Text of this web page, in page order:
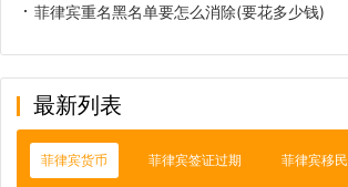
菲律宾重名黑名单要怎么消除(要花多少钱)
最新列表
菲律宾货币 菲律宾签证过期 菲律宾移民